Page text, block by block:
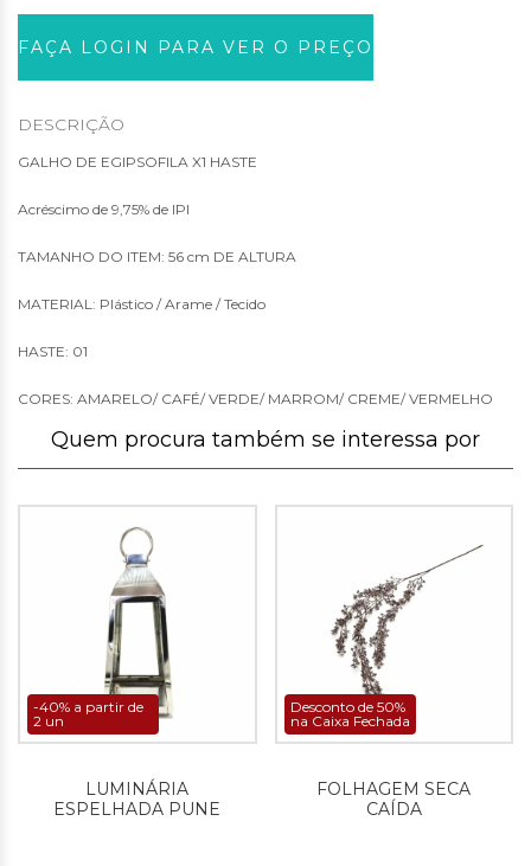
DESCRIÇÃO
GALHO DE EGIPSOFILA X1 HASTE
Acréscimo de 9,75% de IPI
TAMANHO DO ITEM: 56 cm DE ALTURA
MATERIAL: Plástico / Arame / Tecido
HASTE: 01
CORES: AMARELO/ CAFÉ/ VERDE/ MARROM/ CREME/ VERMELHO
Quem procura também se interessa por
-40% a partir de
2 un
LUMINÁRIA
ESPELHADA PUNE
Desconto de 50%
na Caixa Fechada
FOLHAGEM SECA
CAÍDA